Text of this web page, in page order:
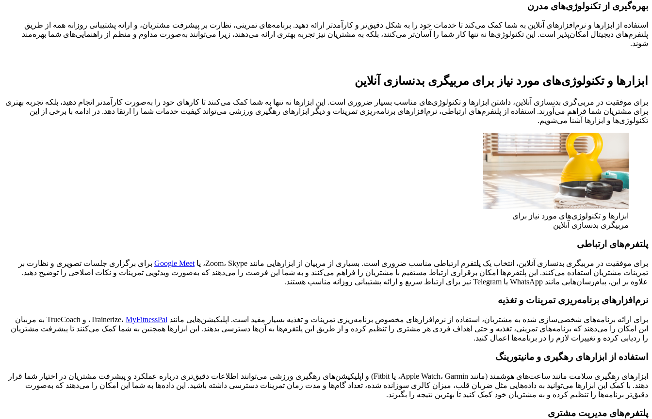
بهره‌گیری از تکنولوژی‌های مدرن
استفاده از ابزارها و نرم‌افزارهای آنلاین به شما کمک می‌کند تا خدمات خود را به شکل دقیق‌تر و کارآمدتر ارائه دهید. برنامه‌های تمرینی، نظارت بر پیشرفت مشتریان، و ارائه پشتیبانی روزانه همه از طریق
پلتفرم‌های دیجیتال امکان‌پذیر است. این تکنولوژی‌ها نه تنها کار شما را آسان‌تر می‌کنند، بلکه به مشتریان نیز تجربه بهتری ارائه می‌دهند، زیرا می‌توانند به‌صورت مداوم و منظم از راهنمایی‌های شما بهره‌مند
شوند.
ابزارها و تکنولوژی‌های مورد نیاز برای مربیگری بدنسازی آنلاین
برای موفقیت در مربی‌گری بدنسازی آنلاین، داشتن ابزارها و تکنولوژی‌های مناسب بسیار ضروری است. این ابزارها نه تنها به شما کمک می‌کنند تا کارهای خود را به‌صورت کارآمدتر انجام دهید، بلکه تجربه بهتری
برای مشتریان شما فراهم می‌آورند. استفاده از پلتفرم‌های ارتباطی، نرم‌افزارهای برنامه‌ریزی تمرینات و دیگر ابزارهای رهگیری ورزشی می‌تواند کیفیت خدمات شما را ارتقا دهد. در ادامه با برخی از این
تکنولوژی‌ها و ابزارها آشنا می‌شویم.
ابزارها و تکنولوژی‌های مورد نیاز برای
مربیگری بدنسازی آنلاین
پلتفرم‌های ارتباطی
برای موفقیت در مربیگری بدنسازی آنلاین، انتخاب یک پلتفرم ارتباطی مناسب ضروری است. بسیاری از مربیان از ابزارهایی مانند Zoom، Skype، یا Google Meet برای برگزاری جلسات تصویری و نظارت بر
تمرینات مشتریان استفاده می‌کنند. این پلتفرم‌ها امکان برقراری ارتباط مستقیم با مشتریان را فراهم می‌کنند و به شما این فرصت را می‌دهند که به‌صورت ویدئویی تمرینات و نکات اصلاحی را توضیح دهید.
علاوه بر این، پیام‌رسان‌هایی مانند WhatsApp یا Telegram نیز برای ارتباط سریع و ارائه پشتیبانی روزانه مناسب هستند.
نرم‌افزارهای برنامه‌ریزی تمرینات و تغذیه
برای ارائه برنامه‌های شخصی‌سازی شده به مشتریان، استفاده از نرم‌افزارهای مخصوص برنامه‌ریزی تمرینات و تغذیه بسیار مفید است. اپلیکیشن‌هایی مانند Trainerize، MyFitnessPal
، و TrueCoach به مربیان
این امکان را می‌دهند که برنامه‌های تمرینی، تغذیه و حتی اهداف فردی هر مشتری را تنظیم کرده و از طریق این پلتفرم‌ها به آن‌ها دسترسی بدهند. این ابزارها همچنین به شما کمک می‌کنند تا پیشرفت مشتریان
را ردیابی کرده و تغییرات لازم را در برنامه‌ها اعمال کنید.
استفاده از ابزارهای رهگیری و مانیتورینگ
ابزارهای رهگیری سلامت مانند ساعت‌های هوشمند (مانند Apple Watch، Garmin، یا Fitbit) و اپلیکیشن‌های رهگیری ورزشی می‌توانند اطلاعات دقیق‌تری درباره عملکرد و پیشرفت مشتریان در اختیار شما قرار
دهند. با کمک این ابزارها می‌توانید به داده‌هایی مثل ضربان قلب، میزان کالری سوزانده شده، تعداد گام‌ها و مدت زمان تمرینات دسترسی داشته باشید. این داده‌ها به شما این امکان را می‌دهند که به‌صورت
دقیق‌تر برنامه‌ها را تنظیم کرده و به مشتریان خود کمک کنید تا بهترین نتیجه را بگیرند.
پلتفرم‌های مدیریت مشتری